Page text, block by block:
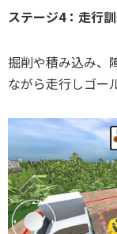
ステージ4：走行
掘削や積み込み、
ながら走行しゴー